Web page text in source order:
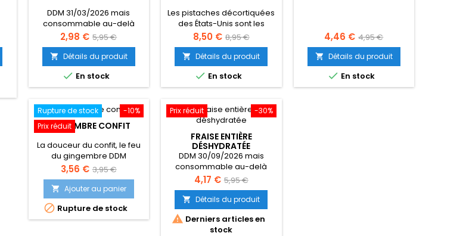
DDM 31/03/2026 mais
consommable au-delà
Prix
2,98 € Prix
de
base
5,95 €
 Détails du produit
 En stock
Les pistaches décortiquées
des États-Unis sont les
meilleures pistaches du
monde.
Prix
8,50 € Prix
de
base
8,95 €
 Détails du produit
 En stock
Prix
4,46 € Prix
de
base
4,95 €
 Détails du produit
 En stock
-10%
Rupture de stock
Prix réduit
GINGEMBRE CONFIT
La douceur du confit, le feu
du gingembre DDM
30/06/2026 mais
consommable au-delà
Prix
3,56 € Prix
de
base
3,95 €
 Ajouter au panier
 Rupture de stock
-30%
Prix réduit
FRAISE ENTIÈRE
DÉSHYDRATÉE
DDM 30/09/2026 mais
consommable au-delà
Prix
4,17 € Prix
de
base
5,95 €
 Détails du produit
 Derniers articles en
stock